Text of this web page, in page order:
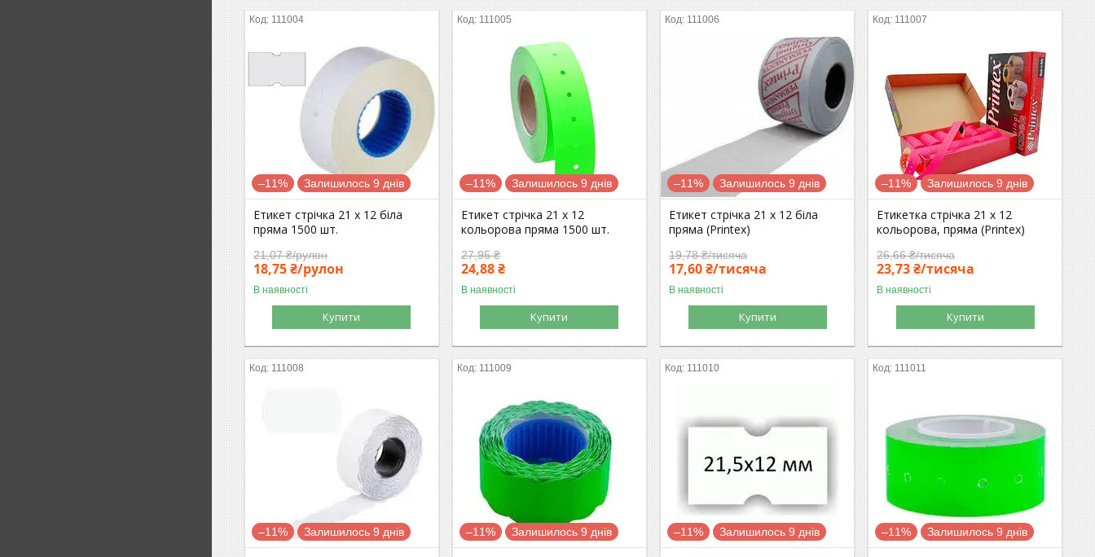
111004
–11% Залишилось 9 днів
Етикет стрічка 21 x 12 біла
пряма 1500 шт.
21,07 ₴/рулон
18,75 ₴/рулон
В наявності
Купити
111005
–11% Залишилось 9 днів
Етикет стрічка 21 x 12
кольорова пряма 1500 шт.
27,95 ₴
24,88 ₴
В наявності
Купити
111006
–11% Залишилось 9 днів
Етикет стрічка 21 x 12 біла
пряма (Printex)
19,78 ₴/тисяча
17,60 ₴/тисяча
В наявності
Купити
111007
–11% Залишилось 9 днів
Етикетка стрічка 21 x 12
кольорова, пряма (Printex)
26,66 ₴/тисяча
23,73 ₴/тисяча
В наявності
Купити
111008
–11% Залишилось 9 днів
111009
–11% Залишилось 9 днів
111010
–11% Залишилось 9 днів
111011
–11% Залишилось 9 днів